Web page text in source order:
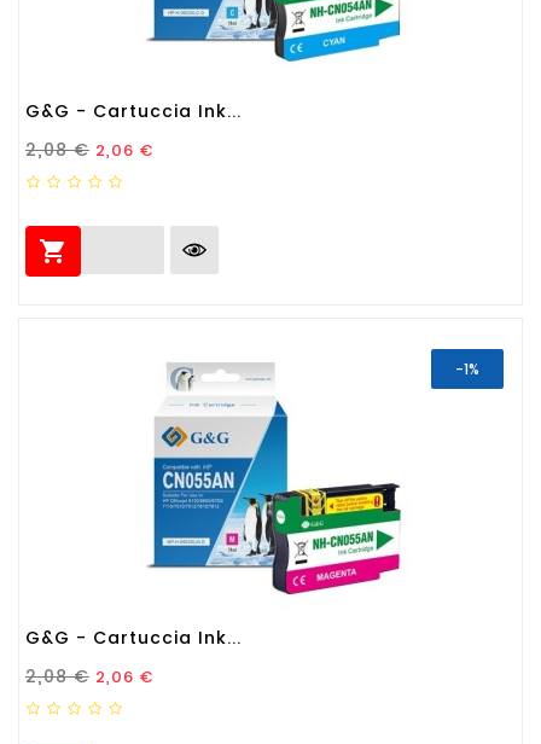
G&G - Cartuccia Ink...
Prezzo Standard
2,08 € Prezzo
2,06 €

-1%
G&G - Cartuccia Ink...
Prezzo Standard
2,08 € Prezzo
2,06 €